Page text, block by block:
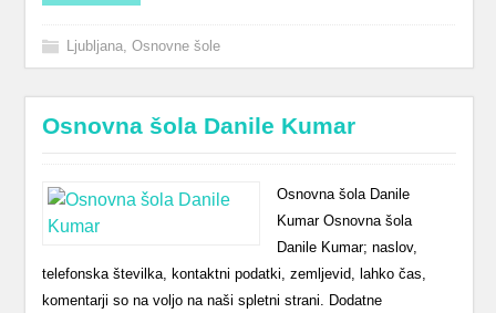
Ljubljana,Osnovne šole
Osnovna šola Danile Kumar
Osnovna šola Danile
Kumar Osnovna šola
Danile Kumar; naslov,
telefonska številka, kontaktni podatki, zemljevid, lahko čas,
komentarji so na voljo na naši spletni strani. Dodatne